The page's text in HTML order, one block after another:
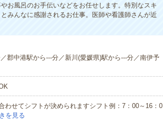
お風呂のお手伝いなどをお任せします。特別なスキ
みんなに感謝されるお仕事。医師や看護師さんが近
郡中港駅から---分／新川(愛媛県)駅から---分／南伊予
せてシフトが決められますシフト例：7：00～16：0
を見る